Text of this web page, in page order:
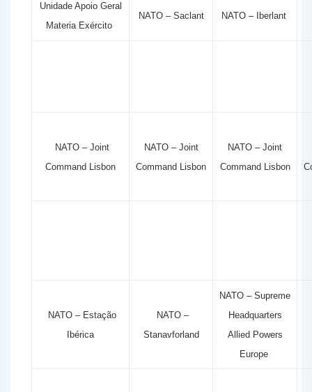
Unidade Apoio Geral
Materia Exército
NATO – Saclant NATO – Iberlant
NATO – Joint
Command Lisbon
NATO – Joint
Command Lisbon
NATO – Joint
Command Lisbon
NATO – Estação
Ibérica
NATO –
Stanavforland
NATO – Supreme
Headquarters
Allied Powers
Europe